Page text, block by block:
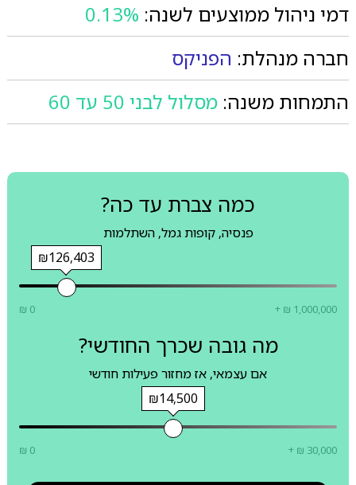
דמי ניהול ממוצעים לשנה: 0.13%
חברה מנהלת: הפניקס
התמחות משנה: מסלול לבני 50 עד 60
כמה צברת עד כה?
פנסיה, קופות גמל, השתלמות
₪126,403
₪ 0 + ₪ 1,000,000
מה גובה שכרך החודשי?
אם עצמאי, אז מחזור פעילות חודשי
₪14,500
₪ 0 + ₪ 30,000